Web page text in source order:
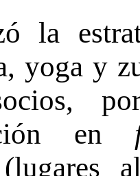
la
yoga y
en
(lugares